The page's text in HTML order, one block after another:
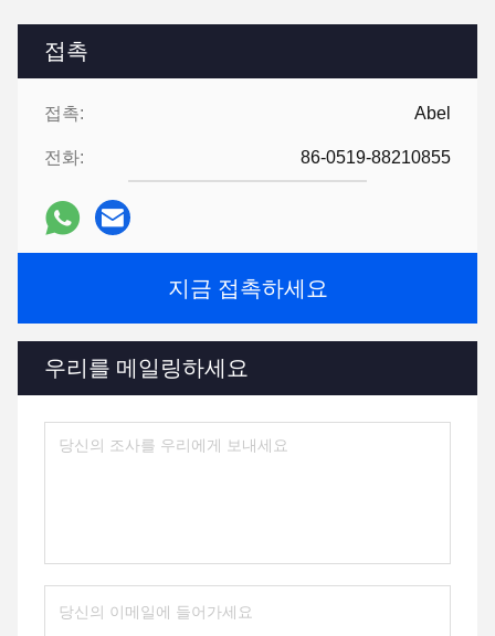
접촉
접촉: Abel
전화: 86-0519-88210855
지금 접촉하세요
우리를 메일링하세요